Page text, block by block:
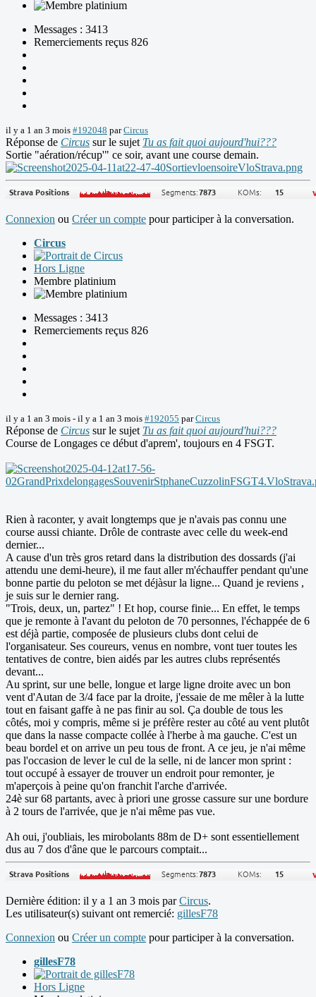
Messages : 3413
Remerciements reçus 826
il y a 1 an 3 mois #192048 parCircus
Réponse de Circus sur le sujet Tu as fait quoi aujourd'hui???
Sortie "aération/récup'" ce soir, avant une course demain.
Connexion ou Créer un compte pour participer à la conversation.
Circus
Hors Ligne
Membre platinium
Messages : 3413
Remerciements reçus 826
il y a 1 an 3 mois - il y a 1 an 3 mois #192055 parCircus
Réponse de Circus sur le sujet Tu as fait quoi aujourd'hui???
Course de Longages ce début d'aprem', toujours en 4 FSGT.
Rien à raconter, y avait longtemps que je n'avais pas connu une
course aussi chiante. Drôle de contraste avec celle du week-end
dernier...
A cause d'un très gros retard dans la distribution des dossards (j'ai
attendu une demi-heure), il me faut aller m'échauffer pendant qu'une
bonne partie du peloton se met déjàsur la ligne... Quand je reviens ,
je suis sur le dernier rang.
"Trois, deux, un, partez" ! Et hop, course finie... En effet, le temps
que je remonte à l'avant du peloton de 70 personnes, l'échappée de 6
est déjà partie, composée de plusieurs clubs dont celui de
l'organisateur. Ses coureurs, venus en nombre, vont tuer toutes les
tentatives de contre, bien aidés par les autres clubs représentés
devant...
Au sprint, sur une belle, longue et large ligne droite avec un bon
vent d'Autan de 3/4 face par la droite, j'essaie de me mêler à la lutte
tout en faisant gaffe à ne pas finir au sol. Ça double de tous les
côtés, moi y compris, même si je préfère rester au côté au vent plutôt
que dans la nasse compacte collée à l'herbe à ma gauche. C'est un
beau bordel et on arrive un peu tous de front. A ce jeu, je n'ai même
pas l'occasion de lever le cul de la selle, ni de lancer mon sprint :
tout occupé à essayer de trouver un endroit pour remonter, je
m'aperçois à peine qu'on franchit l'arche d'arrivée.
24è sur 68 partants, avec à priori une grosse cassure sur une bordure
à 2 tours de l'arrivée, que je n'ai même pas vue.
Ah oui, j'oubliais, les mirobolants 88m de D+ sont essentiellement
dus au 7 dos d'âne que le parcours comptait...
Dernière édition: il y a 1 an 3 mois parCircus.
Les utilisateur(s) suivant ont remercié: gillesF78
Connexion ou Créer un compte pour participer à la conversation.
gillesF78
Hors Ligne